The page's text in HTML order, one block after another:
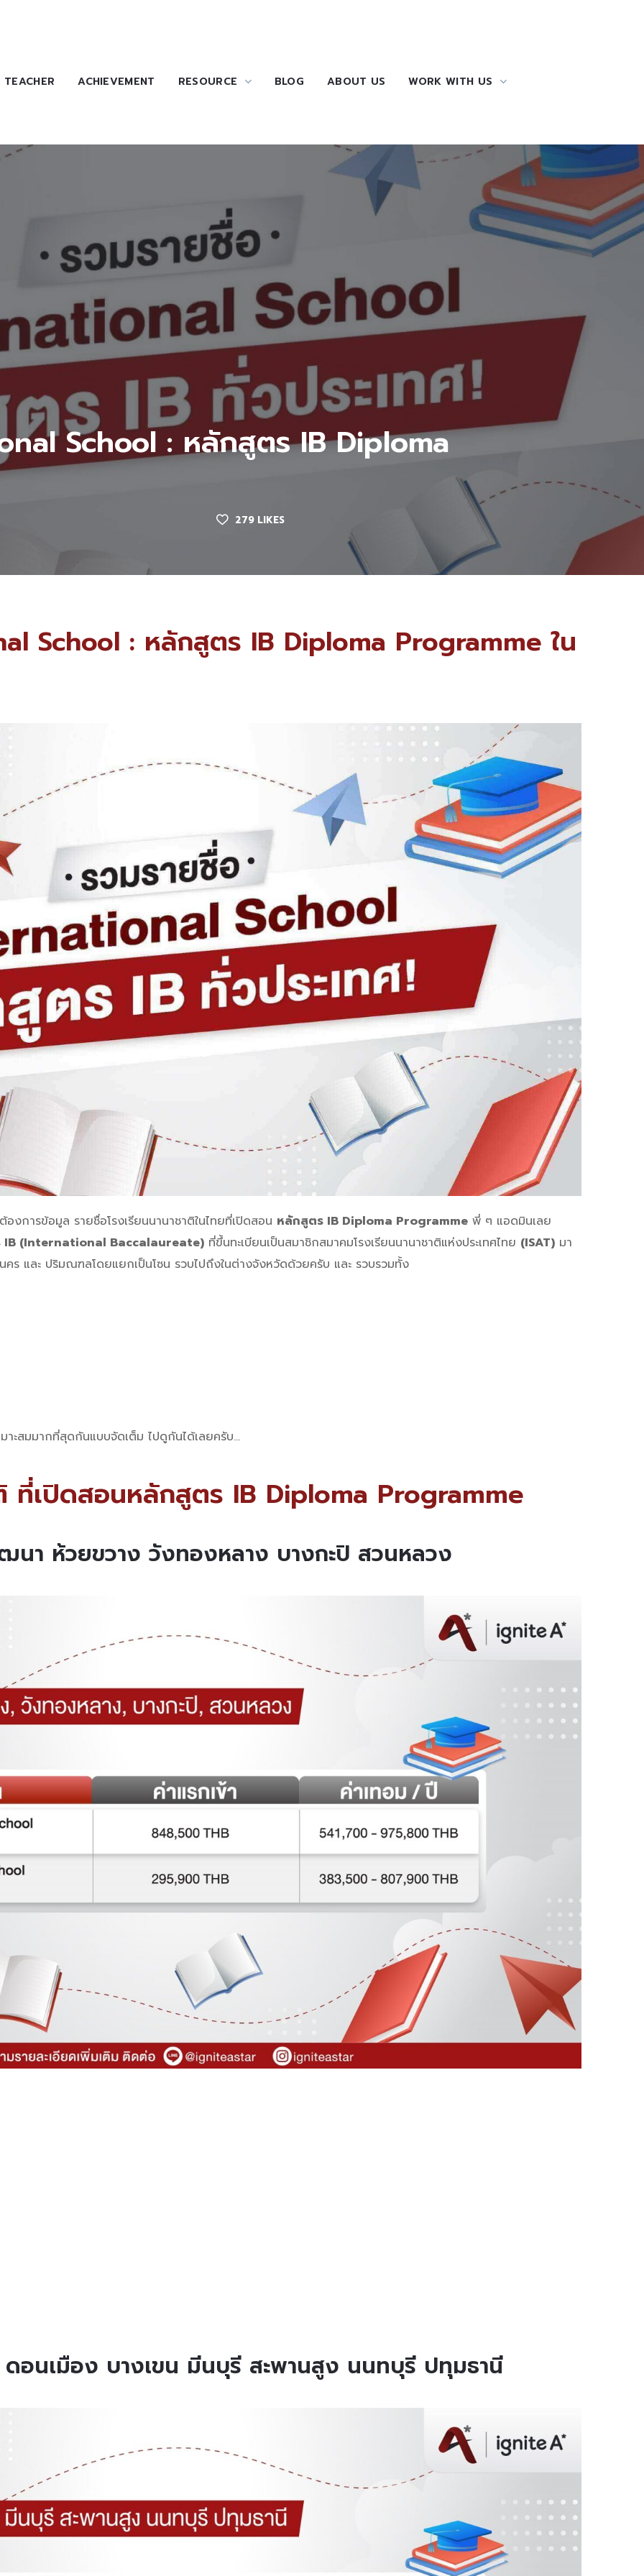
TEACHER ACHIEVEMENT RESOURCE BLOG ABOUT US WORK WITH US
School : หลักสูตร IB Diploma
279 LIKES
School : หลักสูตร IB Diploma Programme ใน
ข้อมูล รายชื่อโรงเรียนนานาชาติในไทยที่เปิดสอน หลักสูตร IB Diploma Programme พี่ ๆ แอดมินเลย
(International Baccalaureate) ที่ขึ้นทะเบียนเป็นสมาชิกสมาคมโรงเรียนนานาชาติแห่งประเทศไทย (ISAT) มา
คร และ ปริมณฑลโดยแยกเป็นโซน รวบไปถึงในต่างจังหวัดด้วยครับ และ รวบรวมทั้ง
าะสมมากที่สุดกันแบบจัดเต็ม ไปดูกันได้เลยครับ…
ที่เปิดสอนหลักสูตร IB Diploma Programme
นา ห้วยขวาง วังทองหลาง บางกะปิ สวนหลวง
อนเมือง บางเขน มีนบุรี สะพานสูง นนทบุรี ปทุมธานี